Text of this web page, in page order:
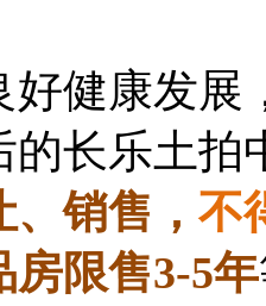
好健康发
的长乐土拍
销售， 不
房限售3-5年